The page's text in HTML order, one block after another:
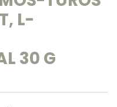
L-
30 G